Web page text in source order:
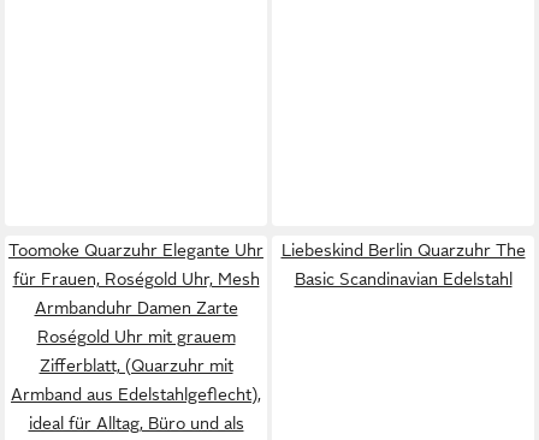
Toomoke Quarzuhr Elegante Uhr
für Frauen, Roségold Uhr, Mesh
Armbanduhr Damen Zarte
Roségold Uhr mit grauem
Zifferblatt, (Quarzuhr mit
Armband aus Edelstahlgeflecht),
ideal für Alltag, Büro und als
Liebeskind Berlin Quarzuhr The
Basic Scandinavian Edelstahl